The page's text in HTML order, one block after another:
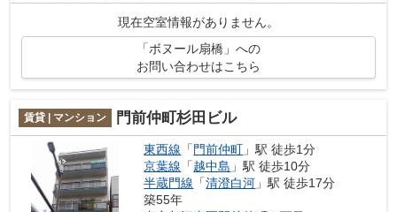
す。電車でのアクセスを快適なものにする...
現在空室情報がありません。
「ボヌール扇橋」への
お問い合わせはこちら
賃貸 | マンション 門前仲町杉田ビル
東西線 「 門前仲町 」駅 徒歩1分
京葉線 「越中島 」駅 徒歩10分
半蔵門線 「清澄白河 」駅 徒歩17分
築55年